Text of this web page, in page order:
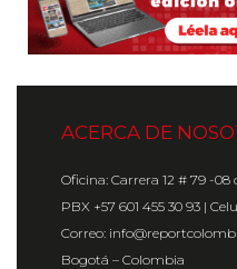
ACERCA DE
Oficina: Carrera 12 # 79 -08
PBX +57 601 455 30 93 |
Correo:
Bogotá – Colombia